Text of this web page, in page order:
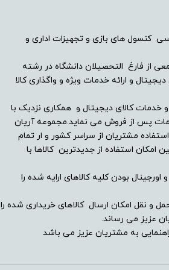
کنسول های بازی و تجهیزات اداری و
در سال ۱۳۸۲ با همراهی جمعی از فارغ التحصیلان دانشگاه در رشته
و ارائه خدمات ویژه و واگذاری کالا
خدمات کالای دیجیتال و همکاری نزدیک با
پس از فروش می نماید.مجموعه آریان
مشتریان از سراسر کشور و ار تمام
استفاده از جدیدترین کالاها با
بودن کلیه کالاهای ارایه شده را
و نقل امکان ارسال کالاهای خریداری شده را
عزیز می رساند.
به مشتریان عزیز می باشد